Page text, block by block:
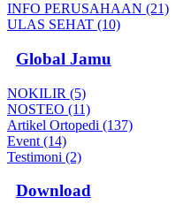
INFO PERUSAHAAN (21)
ULAS SEHAT (10)
Global Jamu
NOKILIR (5)
NOSTEO (11)
Artikel Ortopedi (137)
Event (14)
Testimoni (2)
Download